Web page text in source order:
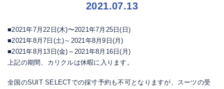
2021.07.13
■2021年7月22日(木)〜2021年7月25日(日)
■2021年8月7日(土)～2021年8月9日(月)
■2021年8月13日(金)～2021年8月16日(月)
上記の期間、カリクルは休暇に入ります。
全国のSUIT SELECTでの採寸予約も不可となりますが、スーツの受